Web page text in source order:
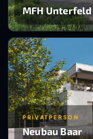
MFH Unterfeld
PRIVATPERSON
Neubau Baar